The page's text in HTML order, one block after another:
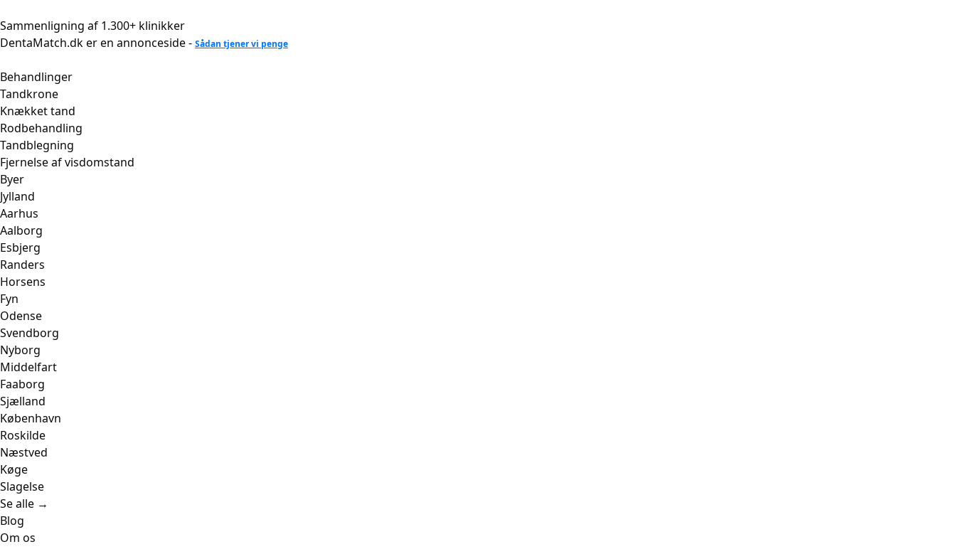
til
indhold
Sammenligning af 1.300+ klinikker
DentaMatch.dk er en annonceside - Sådan tjener vi penge
Behandlinger
Tandkrone
Knækket tand
Rodbehandling
Tandblegning
Fjernelse af visdomstand
Byer
Jylland
Aarhus
Aalborg
Esbjerg
Randers
Horsens
Fyn
Odense
Svendborg
Nyborg
Middelfart
Faaborg
Sjælland
København
Roskilde
Næstved
Køge
Slagelse
Se alle →
Blog
Om os